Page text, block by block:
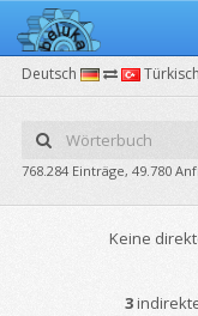
Deutsch Türkisch
768.284 Einträge, 49.780
Keine
3